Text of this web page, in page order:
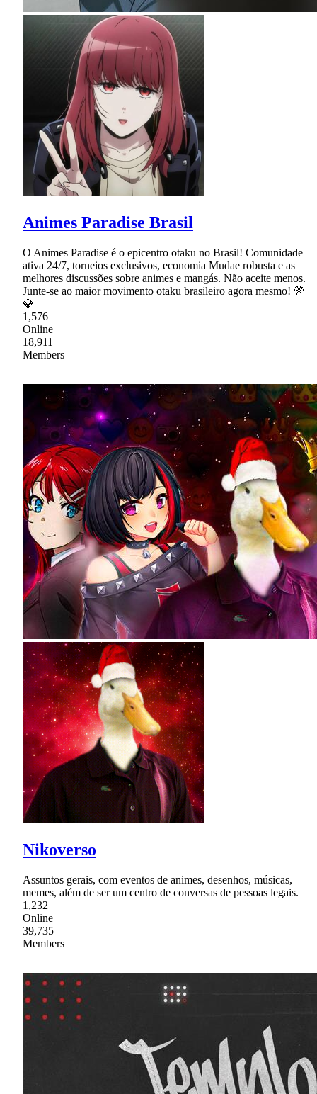
Animes Paradise Brasil
O Animes Paradise é o epicentro otaku no Brasil! Comunidade
ativa 24/7, torneios exclusivos, economia Mudae robusta e as
melhores discussões sobre animes e mangás. Não aceite menos.
Junte-se ao maior movimento otaku brasileiro agora mesmo! 🎌
💎
1,576
Online
18,911
Members
Nikoverso
Assuntos gerais, com eventos de animes, desenhos, músicas,
memes, além de ser um centro de conversas de pessoas legais.
1,232
Online
39,735
Members